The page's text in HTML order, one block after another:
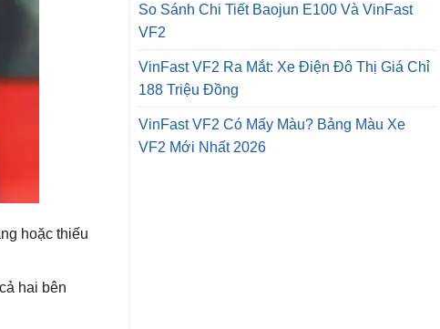
hoặc thiếu
hai bên
So Sánh Chi Tiết Baojun E100 Và VinFast
VF2
VinFast VF2 Ra Mắt: Xe Điện Đô Thị Giá Chỉ
188 Triệu Đồng
VinFast VF2 Có Mấy Màu? Bảng Màu Xe
VF2 Mới Nhất 2026